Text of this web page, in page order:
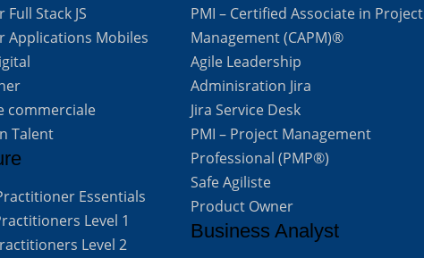
Stack JS
Applications Mobiles
commerciale
Talent
Essentials
Level 1
Level 2
PMI – Certified Associate in Project
Management (CAPM)®
Agile Leadership
Adminisration Jira
Jira Service Desk
PMI – Project Management
Professional (PMP®)
Safe Agiliste
Product Owner
Business Analyst